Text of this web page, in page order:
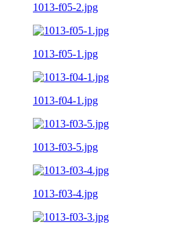
1013-f05-2.jpg
1013-f05-1.jpg
1013-f04-1.jpg
1013-f03-5.jpg
1013-f03-4.jpg